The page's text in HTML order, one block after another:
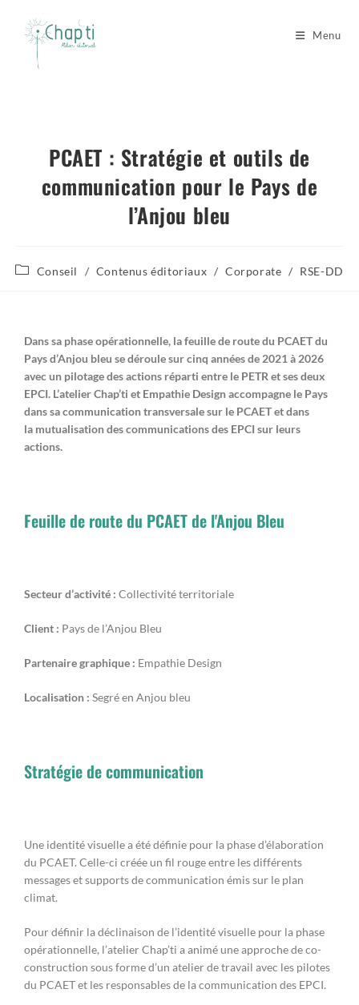
Menu
PCAET : Stratégie et outils de
communication pour le Pays de
l’Anjou bleu
Conseil / Contenus éditoriaux / Corporate / RSE-DD
Dans sa phase opérationnelle, la feuille de route du PCAET du
Pays d’Anjou bleu se déroule sur cinq années de 2021 à 2026
avec un pilotage des actions réparti entre le PETR et ses deux
EPCI. L’atelier Chap’ti et Empathie Design accompagne le Pays
dans sacommunication transversale sur le PCAET et dans
la mutualisation des communications des EPCI sur leurs
actions.
Feuille de route du PCAET de l'Anjou Bleu
Secteur d’activité : Collectivité territoriale
Client : Pays de l’Anjou Bleu
Partenaire graphique : Empathie Design
Localisation : Segré en Anjou bleu
Stratégie de communication
Une identité visuelle a été définie pour la phase d’élaboration
du PCAET. Celle-ci créée un fil rouge entre les différents
messages et supports de communication émis sur le plan
climat.
Pour définir la déclinaison de l’identité visuelle pour la phase
opérationnelle, l’atelier Chap’ti a animé une approche de co-
construction sous forme d’un atelier de travail avec les pilotes
du PCAET et les responsables de la communication des EPCI.